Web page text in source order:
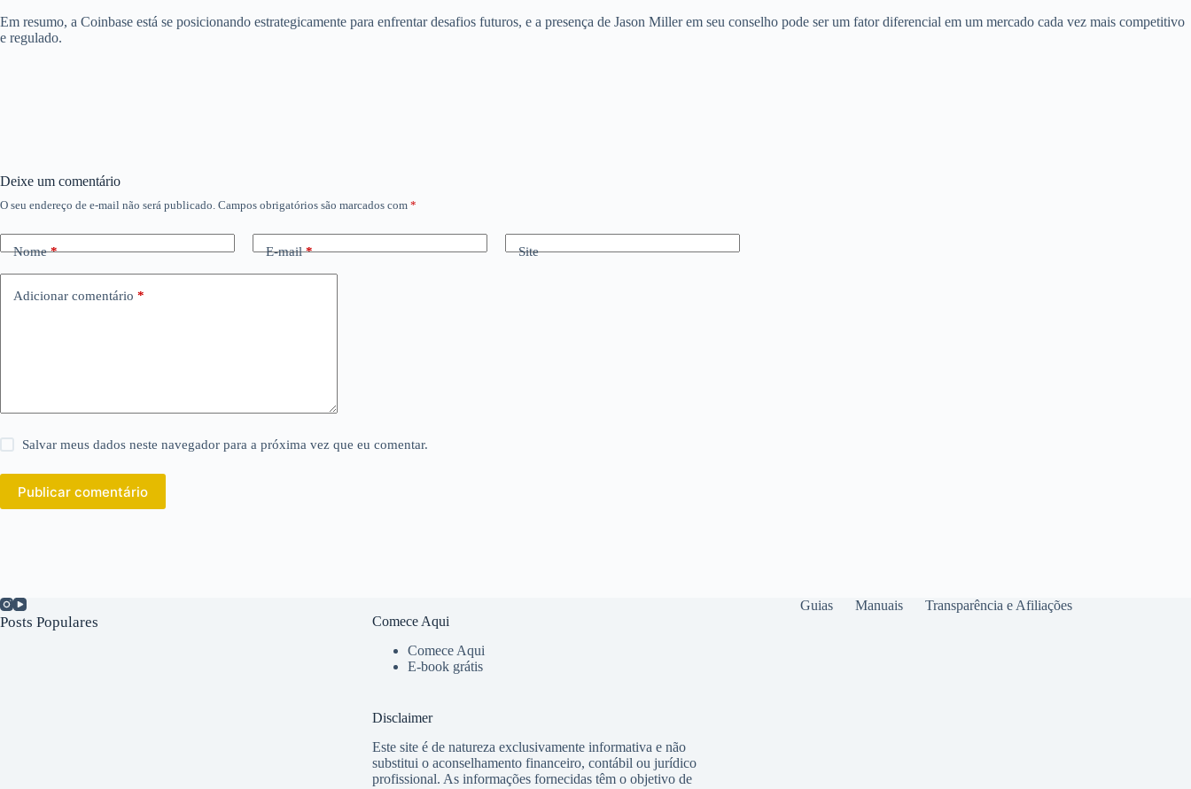
Em resumo, a Coinbase está se posicionando estrategicamente para enfrentar desafios futuros, e a presença de Jason Miller em seu conselho pode ser um fator diferencial em um mercado cada vez mais competitivo
e regulado.
Deixe um comentário
O seu endereço de e-mail não será publicado. Campos obrigatórios são marcados com *
Nome* E-mail* Site
Adicionar comentário *
Salvar meus dados neste navegador para a próxima vez que eu comentar.
Publicar comentário
Guias Manuais Transparência e Afiliações
Posts Populares
Comece Aqui
Comece Aqui
E-book grátis
Disclaimer
Este site é de natureza exclusivamente informativa e não
substitui o aconselhamento financeiro, contábil ou jurídico
profissional. As informações fornecidas têm o objetivo de